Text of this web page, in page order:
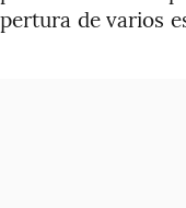
de varios